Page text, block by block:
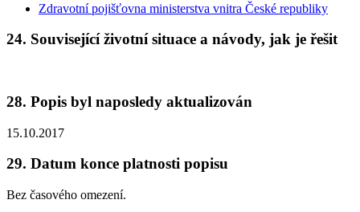
Zdravotní pojišťovna ministerstva vnitra České republiky
24. Související životní situace a návody, jak je řešit
28. Popis byl naposledy aktualizován
15.10.2017
29. Datum konce platnosti popisu
Bez časového omezení.